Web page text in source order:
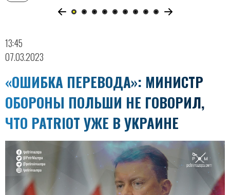
13:45
07.03.2023
«ОШИБКА ПЕРЕВОДА»: МИНИСТР
ОБОРОНЫ ПОЛЬШИ НЕ ГОВОРИЛ,
ЧТО PATRIOT УЖЕ В УКРАИНЕ